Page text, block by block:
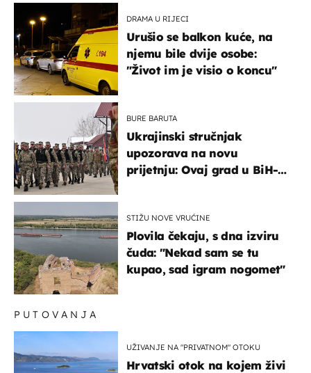
DRAMA U RIJECI
Urušio se balkon kuće, na
njemu bile dvije osobe:
"Život im je visio o koncu"
BURE BARUTA
Ukrajinski stručnjak
upozorava na novu
prijetnju: Ovaj grad u BiH-u
STIŽU NOVE VRUĆINE
Plovila čekaju, s dna izviru
čuda: "Nekad sam se tu
kupao, sad igram nogomet"
PUTOVANJA
UŽIVANJE NA "PRIVATNOM" OTOKU
Hrvatski otok na kojem živi